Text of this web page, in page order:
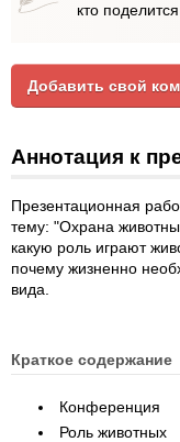
кто
Добавить свой
Аннотация к
Презентационная
тему: "Охрана
какую роль играют
почему жизненно
вида.
Краткое содержание
Конференция
Роль животных